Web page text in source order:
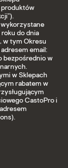
produktów
wykorzystane
do dnia
w tym Okresu
email:
bezpośrednio w
w Sklepach
rabatem w
CastoPro i